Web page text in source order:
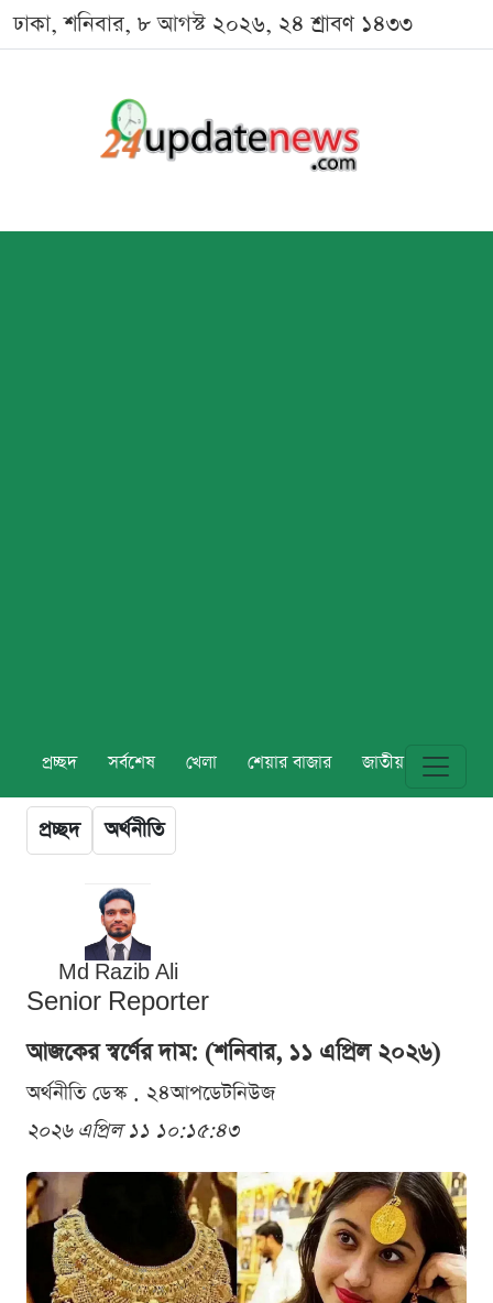
ঢাকা, শনিবার, ৮ আগস্ট ২০২৬, ২৪ শ্রাবণ ১৪৩৩
প্রচ্ছদ সর্বশেষ খেলা শেয়ার বাজার জাতীয় বিশ্ব
প্রচ্ছদ অর্থনীতি
Md Razib Ali
Senior Reporter
আজকের স্বর্ণের দাম: (শনিবার, ১১ এপ্রিল ২০২৬)
অর্থনীতি ডেস্ক . ২৪আপডেটনিউজ
২০২৬ এপ্রিল ১১ ১০:১৫:৪৩